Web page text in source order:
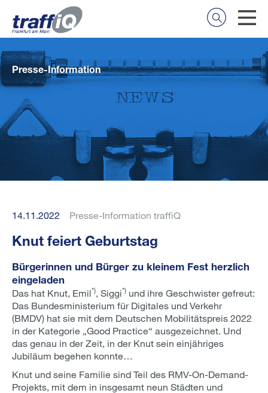
Presse-Information
14.11.2022 Presse-Information traffiQ
Knut feiert Geburtstag
Bürgerinnen und Bürger zu kleinem Fest herzlich
eingeladen
Das hat Knut, Emil*), Siggi*) und ihre Geschwister gefreut:
Das Bundesministerium für Digitales und Verkehr
(BMDV) hat sie mit dem Deutschen Mobilitätspreis 2022
in der Kategorie „Good Practice“ ausgezeichnet. Und
das genau in der Zeit, in der Knut sein einjähriges
Jubiläum begehen konnte…
Knut und seine Familie sind Teil des RMV-On-Demand-
Projekts, mit dem in insgesamt neun Städten und